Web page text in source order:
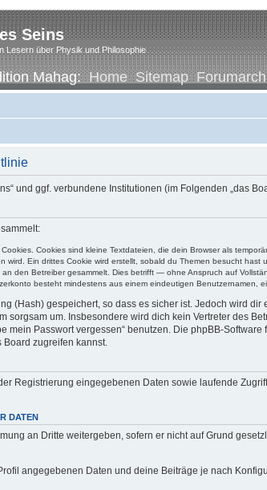
Seins
Lesern über Physik und Philosophie
Mahag:Home Sitemap
und ggf. verbundene Institutionen (im Folgenden „das
Cookies sind kleine Textdateien, die dein Browser als
wird. Ein drittes Cookie wird erstellt, sobald du Themen besucht
den Betreiber gesammelt. Dies betrifft — ohne Anspruch auf
besteht mindestens aus einem eindeutigen Benutzernamen,
(Hash) gespeichert, so dass es sicher ist. Jedoch wird
sorgsam um. Insbesondere wird dich kein Vertreter des
mein Passwort vergessen“ benutzen. Die phpBB-
zugreifen kannst.
Registrierung eingegebenen Daten sowie laufende
DATEN
an Dritte weitergeben, sofern er nicht auf Grund
angegebenen Daten und deine Beiträge je nach